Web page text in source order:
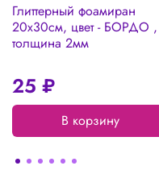
Глиттерный фоамиран
20х30см, цвет - БОРДО ,
толщина 2мм
25 ₽
В корзину